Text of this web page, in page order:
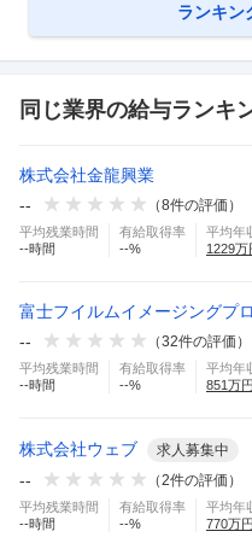
ランキン
同じ業界の給与ランキ
株式会社金龍興業
--
（8件の評価）
平均残業時間
--時間
有給取得率
--%
平均年
1229万
富士フイルムイメージングプ
--
（32件の評価）
平均残業時間
--時間
有給取得率
--%
平均年
851万円
株式会社ウェブ 求人募集中
-- （2件の評価）
平均残業時間
--時間
有給取得率
--%
平均年
770万円